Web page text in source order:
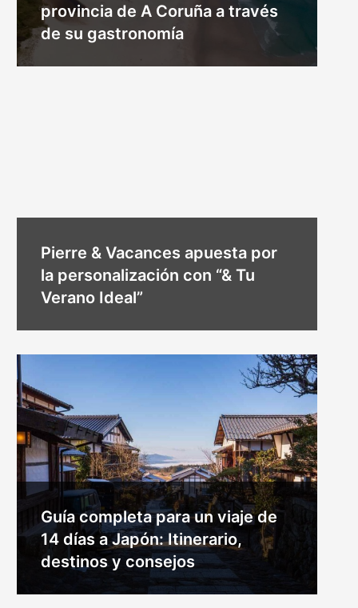
provincia de A Coruña a través
de su gastronomía
Pierre & Vacances apuesta por
la personalización con “& Tu
Verano Ideal”
Guía completa para un viaje de
14 días a Japón: Itinerario,
destinos y consejos